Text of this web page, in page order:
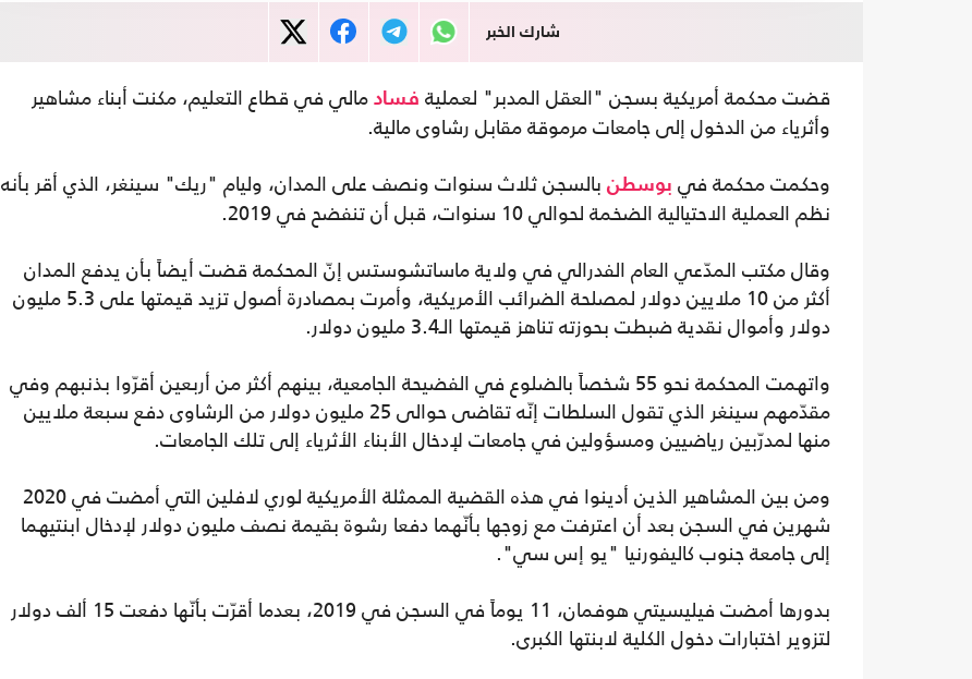
شارك الخبر
قضت محكمة أمريكية بسجن "العقل المدبر" لعملية فساد مالي في قطاع التعليم، مكنت أبناء مشاهير
وأثرياء من الدخول إلى جامعات مرموقة مقابل رشاوى مالية.
وحكمت محكمة في بوسطن بالسجن ثلاث سنوات ونصف على المدان، وليام "ريك" سينغر، الذي أقر بأنه
نظم العملية الاحتيالية الضخمة لحوالي 10 سنوات، قبل أن تنفضح في 2019.
وقال مكتب المدّعي العام الفدرالي في ولاية ماساتشوستس إنّ المحكمة قضت أيضاً بأن يدفع المدان
أكثر من 10 ملايين دولار لمصلحة الضرائب الأمريكية، وأمرت بمصادرة أصول تزيد قيمتها على 5.3 مليون
دولار وأموال نقدية ضبطت بحوزته تناهز قيمتها الـ3.4 مليون دولار.
واتهمت المحكمة نحو 55 شخصاً بالضلوع في الفضيحة الجامعية، بينهم أكثر من أربعين أقرّوا بذنبهم وفي
مقدّمهم سينغر الذي تقول السلطات إنّه تقاضى حوالى 25 مليون دولار من الرشاوى دفع سبعة ملايين
منها لمدرّبين رياضيين ومسؤولين في جامعات لإدخال الأبناء الأثرياء إلى تلك الجامعات.
ومن بين المشاهير الذين أدينوا في هذه القضية الممثلة الأمريكية لوري لافلين التي أمضت في 2020
شهرين في السجن بعد أن اعترفت مع زوجها بأنّهما دفعا رشوة بقيمة نصف مليون دولار لإدخال ابنتيهما
إلى جامعة جنوب كاليفورنيا "يو إس سي".
بدورها أمضت فيليسيتي هوفمان، 11 يوماً في السجن في 2019، بعدما أقرّت بأنّها دفعت 15 ألف دولار
لتزوير اختبارات دخول الكلية لابنتها الكبرى.